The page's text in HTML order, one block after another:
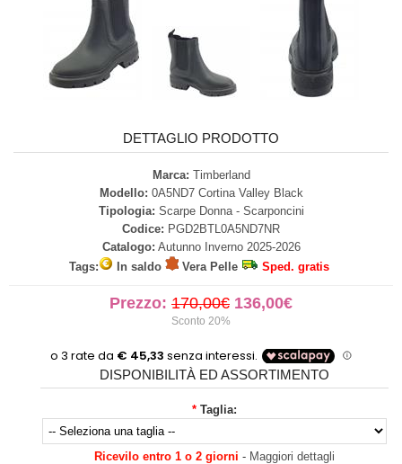
DETTAGLIO PRODOTTO
Marca: Timberland
Modello: 0A5ND7 Cortina Valley Black
Tipologia: Scarpe Donna - Scarponcini
Codice: PGD2BTL0A5ND7NR
Catalogo: Autunno Inverno 2025-2026
Tags:
In saldo Vera Pelle Sped. gratis
Prezzo: 170,00€ 136,00€
Sconto 20%
DISPONIBILITÀ ED ASSORTIMENTO
* Taglia:
Ricevilo entro 1 o 2 giorni - Maggiori dettagli